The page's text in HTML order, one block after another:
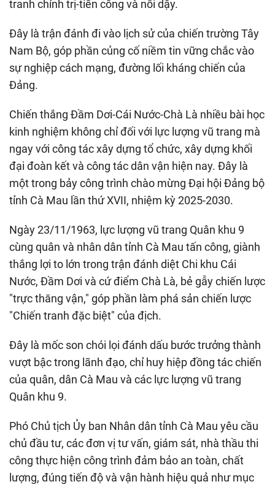
tranh chính trị-tiến công và nổi dậy.
Đây là trận đánh đi vào lịch sử của chiến trường Tây
Nam Bộ, góp phần củng cố niềm tin vững chắc vào
sự nghiệp cách mạng, đường lối kháng chiến của
Đảng.
Chiến thắng Đầm Dơi-Cái Nước-Chà Là nhiều bài học
kinh nghiệm không chỉ đối với lực lượng vũ trang mà
ngay với công tác xây dựng tổ chức, xây dựng khối
đại đoàn kết và công tác dân vận hiện nay. Đây là
một trong bảy công trình chào mừng Đại hội Đảng bộ
tỉnh Cà Mau lần thứ XVII, nhiệm kỳ 2025-2030.
Ngày 23/11/1963, lực lượng vũ trang Quân khu 9
cùng quân và nhân dân tỉnh Cà Mau tấn công, giành
thắng lợi to lớn trong trận đánh diệt Chi khu Cái
Nước, Đầm Dơi và cứ điểm Chà Là, bẻ gẫy chiến lược
"trực thăng vận," góp phần làm phá sản chiến lược
"Chiến tranh đặc biệt" của địch.
Đây là mốc son chói lọi đánh dấu bước trưởng thành
vượt bậc trong lãnh đạo, chỉ huy hiệp đồng tác chiến
của quân, dân Cà Mau và các lực lượng vũ trang
Quân khu 9.
Phó Chủ tịch Ủy ban Nhân dân tỉnh Cà Mau yêu cầu
chủ đầu tư, các đơn vị tư vấn, giám sát, nhà thầu thi
công thực hiện công trình đảm bảo an toàn, chất
lượng, đúng tiến độ và vận hành hiệu quả như mục